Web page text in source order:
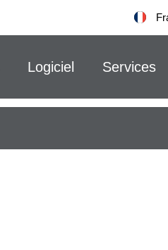
Logiciel Services